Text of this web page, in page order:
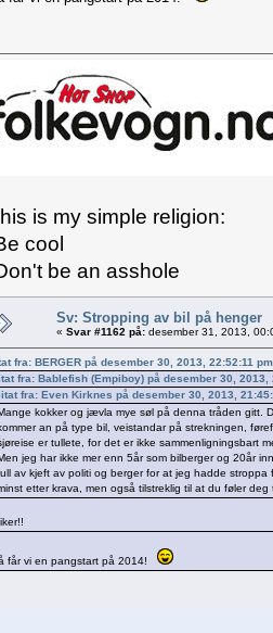
is my simple religion:
cool
be an asshole
Sv: Stropping av bil på henger
« Svar #1162 på: desember 31, 2013,
fra: BERGER på desember 30, 2013, 22:52:11 pm
fra: Bablefish (Empiboy) på desember 30, 2013,
fra: Even Kirknes på desember 30, 2013,
kokker og jævla mye søl på denna tråden gitt.
an på type bil, veistandar på strekningen,
er tullete, for det er ikke sammenligningsbart
jeg har ikke mer enn 5år som bilberger og 20år
av kjeft av politi og berger for at jeg hadde
etter krava, men også tilstreklig til at du føler
får vi en pangstart på 2014!